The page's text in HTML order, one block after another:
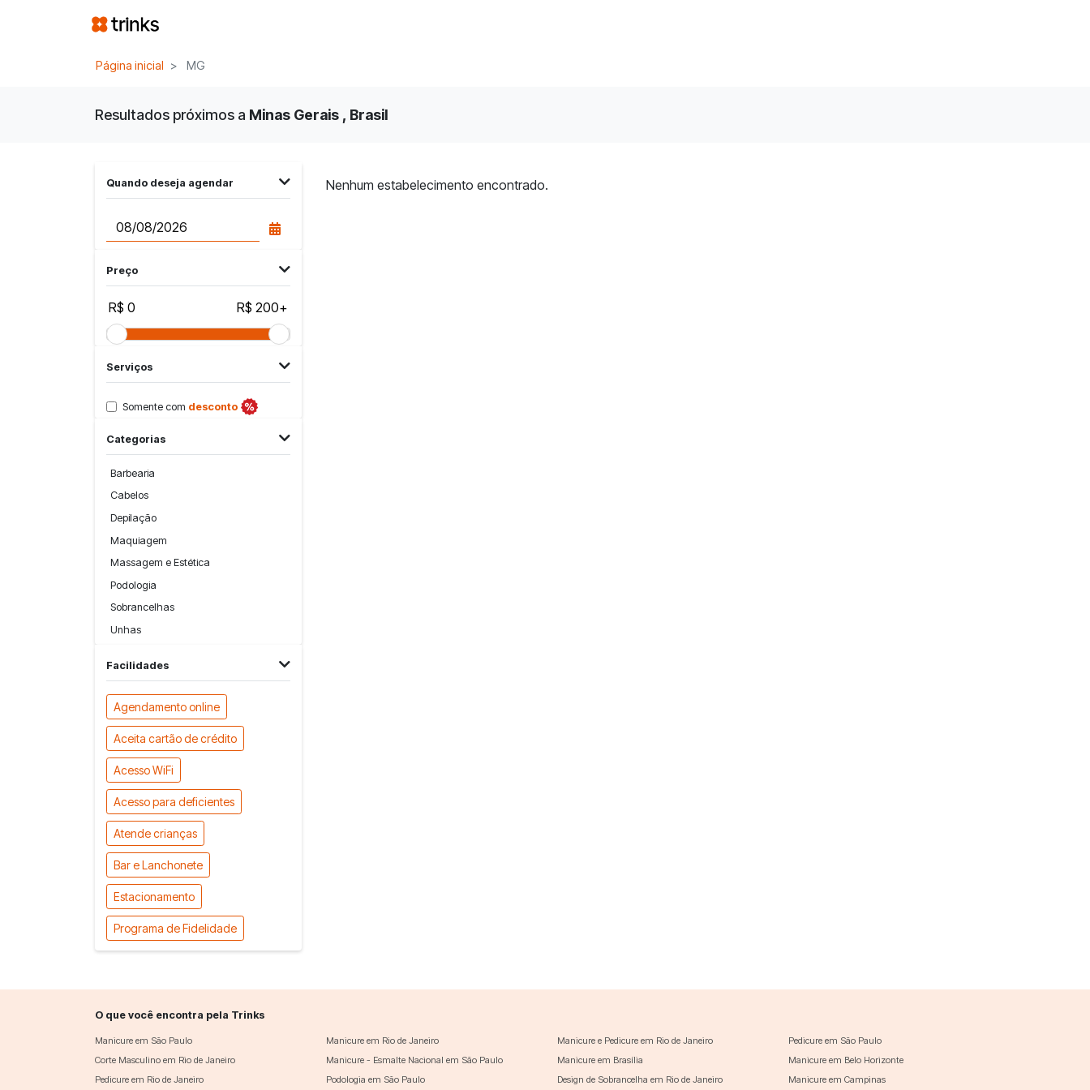
Página inicial MG
Resultados próximos a Minas Gerais , Brasil
Quando deseja agendar
Preço
R$ 0 R$ 200+
Serviços
Somente com desconto
Categorias
Barbearia
Cabelos
Depilação
Maquiagem
Massagem e Estética
Podologia
Sobrancelhas
Unhas
Facilidades
Agendamento online
Aceita cartão de crédito
Acesso WiFi
Acesso para deficientes
Atende crianças
Bar e Lanchonete
Estacionamento
Programa de Fidelidade
Nenhum estabelecimento encontrado.
O que você encontra pela Trinks
Manicure em São Paulo Manicure em Rio de Janeiro Manicure e Pedicure em Rio de Janeiro
Pedicure em São Paulo
Corte Masculino em Rio de Janeiro
Manicure - Esmalte Nacional em São Paulo Manicure em Brasília
Manicure em Belo Horizonte
Pedicure em Rio de Janeiro
Podologia em São Paulo Design de Sobrancelha em Rio de Janeiro Manicure em Campinas